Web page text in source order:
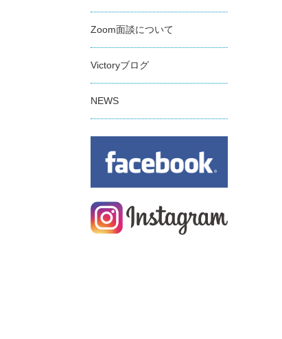
Zoom面談について
Victoryブログ
NEWS